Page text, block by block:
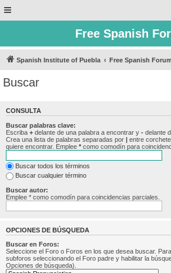
Free Spanish
Spanish Institute of Puebla Free Spanish Forum
Buscar
CONSULTA
Buscar palabras clave:
Escriba + delante de una palabra a encontrar y - delante
Crea una lista de palabras separadas por | entre
quiere encontrar. Emplee * como comodín para
Buscar todos los términos
Buscar cualquier término
Buscar autor:
Emplee * como comodín para coincidencias parciales.
OPCIONES DE BÚSQUEDA
Buscar en Foros:
Seleccione el Foro o Foros en los que desea buscar.
subforos seleccionando el Foro padre y habilitar la
Opciones de búsqueda).